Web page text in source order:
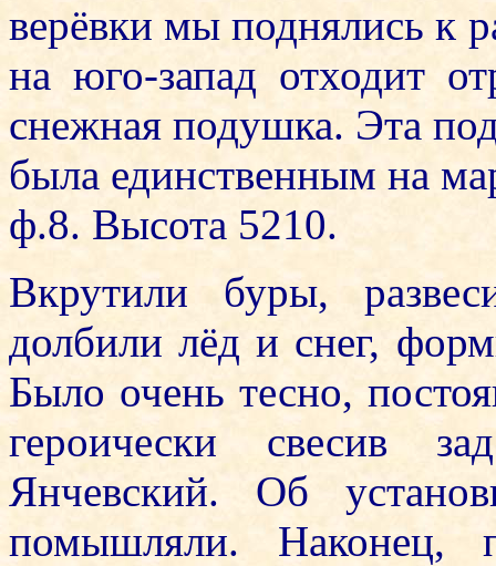
верёвки мы поднялись к
на юго-запад отходит
снежная подушка. Эта
была единственным на
ф.8. Высота 5210.
Вкрутили буры,
долбили лёд и снег,
Было очень тесно,
героически свесив
Янчевский. Об
помышляли. Наконец,